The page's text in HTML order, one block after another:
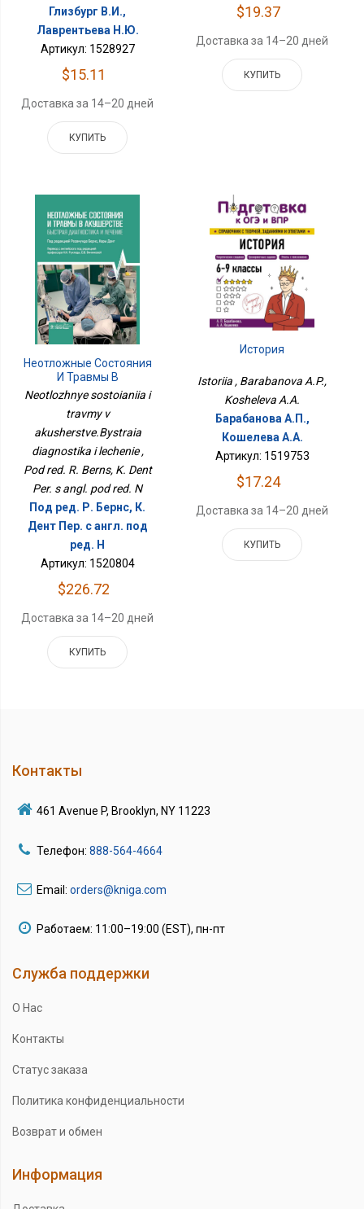
Глизбург В.И.,
Лаврентьева Н.Ю.
Артикул: 1528927
$15.11
Доставка за 14–20 дней
КУПИТЬ
$19.37
Доставка за 14–20 дней
КУПИТЬ
Неотложные Состояния
И Травмы В
Акушерстве.Быстрая
Диагностика И Лечение
Neotlozhnye sostoianiia i
travmy v
akusherstve.Bystraia
diagnostika i lechenie ,
Pod red. R. Berns, K. Dent
Per. s angl. pod red. N
Под ред. Р. Бернс, К.
Дент Пер. с англ. под
ред. Н
Артикул: 1520804
$226.72
Доставка за 14–20 дней
КУПИТЬ
История
Istoriia , Barabanova A.P.,
Kosheleva A.A.
Барабанова А.П.,
Кошелева А.А.
Артикул: 1519753
$17.24
Доставка за 14–20 дней
КУПИТЬ
Контакты
461 Avenue P, Brooklyn, NY 11223
Телефон: 888-564-4664
Email: orders@kniga.com
Работаем: 11:00–19:00 (EST), пн-пт
Служба поддержки
О Нас
Контакты
Статус заказа
Политика конфиденциальности
Возврат и обмен
Информация